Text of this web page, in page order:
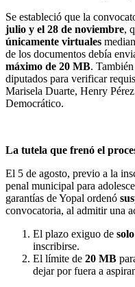
Se estableció que la
julio y el 28 de noviembre,
únicamente virtuales
de los documentos debía
máximo de 20 MB.
diputados para verificar
Marisela Duarte, Henry
Democrático.
La tutela que frenó el
El 5 de agosto, previo a la
penal municipal para
garantías de Yopal ordenó
convocatoria, al admitir una
El plazo exiguo de
inscribirse.
El límite de 20 MB
dejar por fuera a